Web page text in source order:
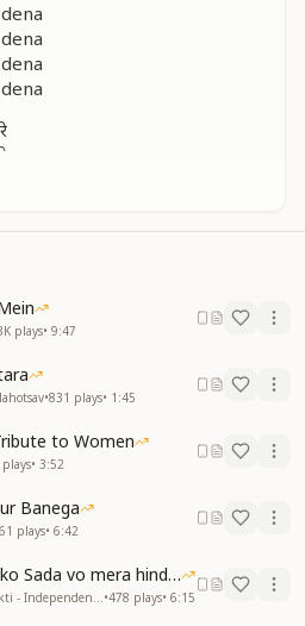
वाले
like the stars upon the
like the stars upon the earth.
the simple, innocent
(Shiv Baba).
like the stars upon the
like the stars upon the earth.
plays• 9:47
•831 plays• 1:45
to Women
plays• 3:52
Banega
plays• 6:42
Diya Hai Jisne Sabko Sada vo mera hindustan hai
•478 plays• 6:15